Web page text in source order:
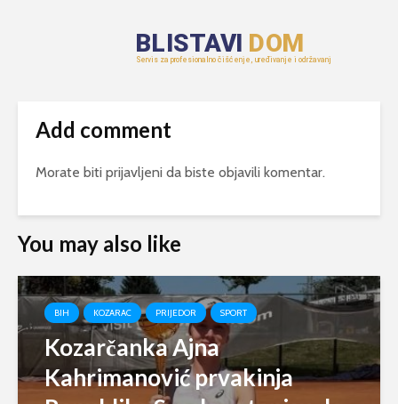
Add comment
Morate biti prijavljeni da biste objavili komentar.
You may also like
BIH KOZARAC PRIJEDOR SPORT
Kozarčanka Ajna
Kahrimanović prvakinja